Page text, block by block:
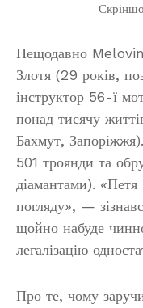
Нещодавно Melovin
Злотя (29 років,
інструктор 56-ї
понад тисячу
Бахмут,
501 троянди та
діамантами).
погляду», —
щойно набуде
легалізацію
Про те, чому